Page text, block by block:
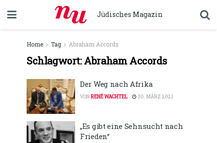
Jüdisches Magazin
Home Tag Abraham Accords
Schlagwort:Abraham Accords
Der Weg nach Afrika
VONRENÉ WACHTEL 30. MÄRZ 2021
„Es gibt eine Sehnsucht nach
Frieden“